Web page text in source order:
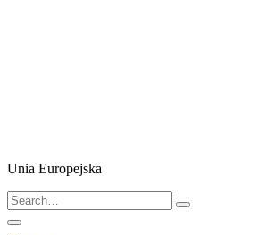
Unia Europejska